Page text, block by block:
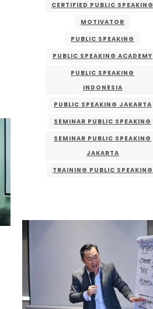
CERTIFIED PUBLIC SPEAKING
MOTIVATOR
PUBLIC SPEAKING
PUBLIC SPEAKING ACADEMY
PUBLIC SPEAKING
INDONESIA
PUBLIC SPEAKING JAKARTA
SEMINAR PUBLIC SPEAKING
SEMINAR PUBLIC SPEAKING
JAKARTA
TRAINING PUBLIC SPEAKING